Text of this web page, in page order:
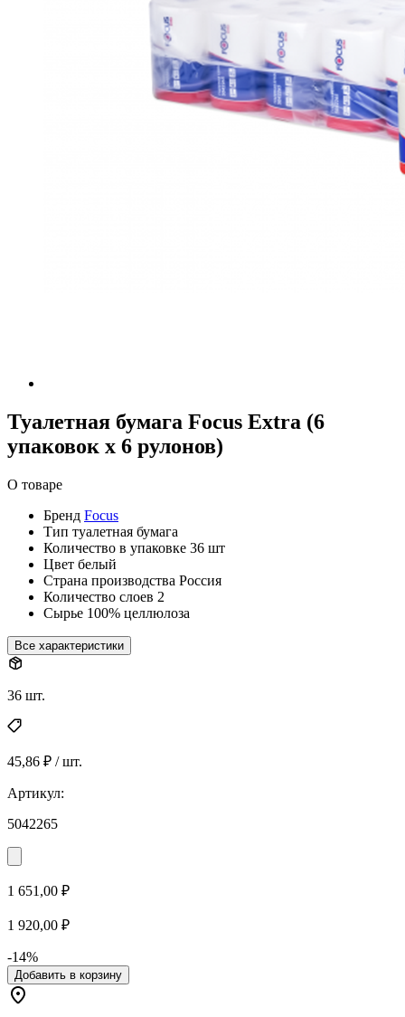
Туалетная бумага Focus Extra (6
упаковок х 6 рулонов)
О товаре
Бренд Focus
Тип туалетная бумага
Количество в упаковке 36 шт
Цвет белый
Страна производства Россия
Количество слоев 2
Сырье 100% целлюлоза
Все характеристики
36 шт.
45,86 ₽ / шт.
Артикул:
5042265
1 651,00 ₽
1 920,00 ₽
-14%
Добавить в корзину